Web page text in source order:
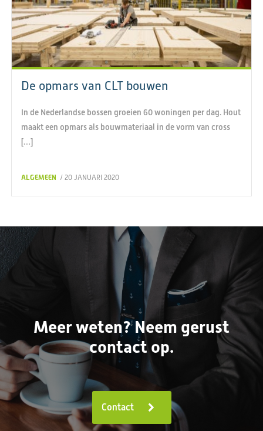
De opmars van CLT bouwen
In de Nederlandse bossen groeien 60 woningen per dag. Hout
maakt een opmars als bouwmateriaal in de vorm van cross
[…]
ALGEMEEN / 20 JANUARI 2020
Meer weten? Neem gerust
contact op.
Contact